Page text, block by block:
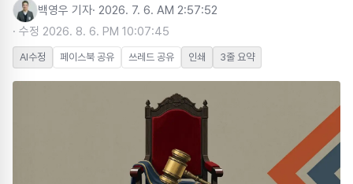
백영우 기자· 2026. 7. 6. AM 2:57:52
· 수정 2026. 8. 6. PM 10:07:45
AI수정 페이스북 공유 쓰레드 공유 인쇄 3줄 요약